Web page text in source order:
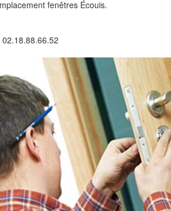
fenêtres Écouis.
02.18.88.66.52